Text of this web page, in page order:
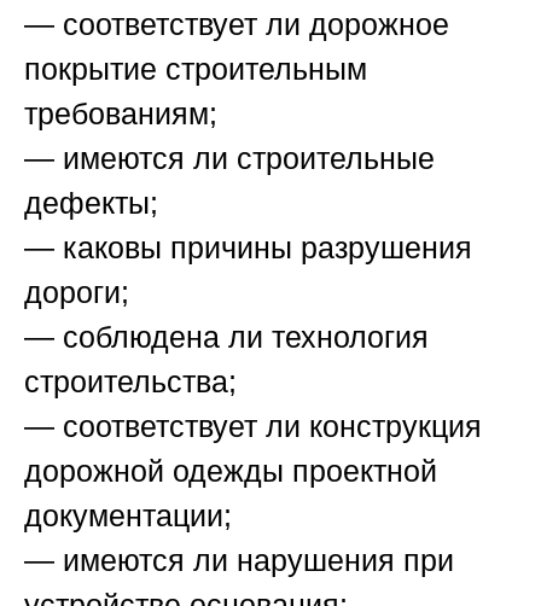
— соответствует ли дорожное
покрытие строительным
требованиям;
— имеются ли строительные
дефекты;
— каковы причины разрушения
дороги;
— соблюдена ли технология
строительства;
— соответствует ли конструкция
дорожной одежды проектной
документации;
— имеются ли нарушения при